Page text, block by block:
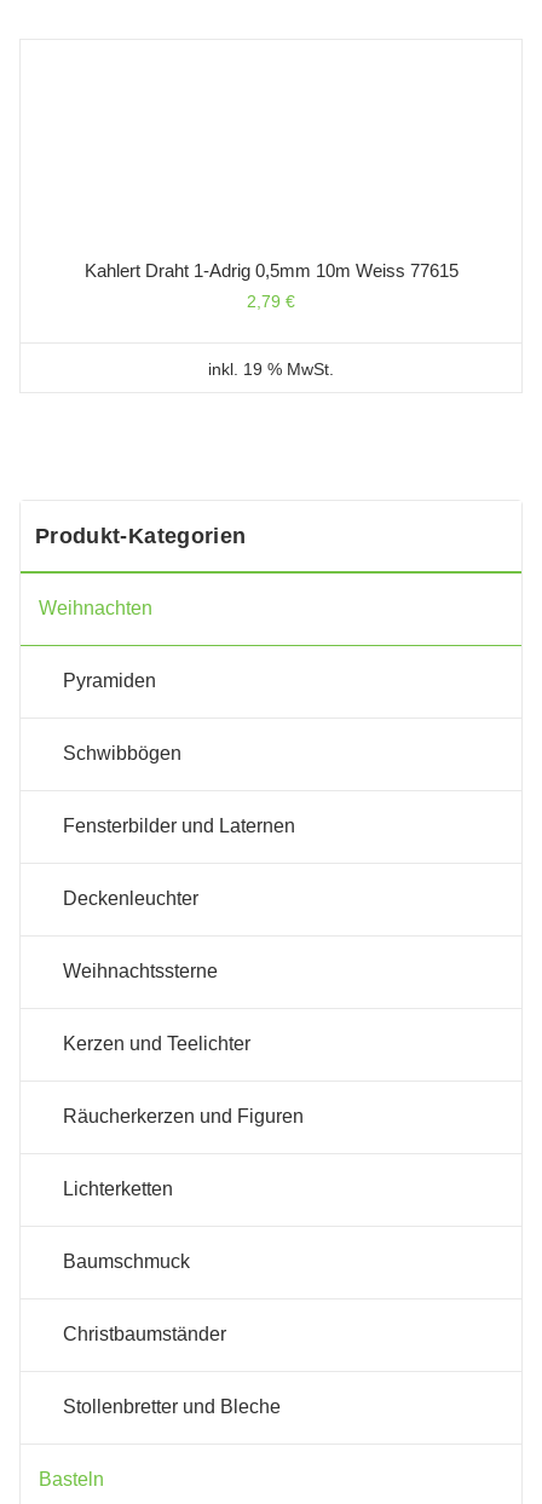
Kahlert Draht 1-Adrig 0,5mm 10m Weiss 77615
2,79 €
inkl. 19 % MwSt.
Produkt-Kategorien
Weihnachten
Pyramiden
Schwibbögen
Fensterbilder und Laternen
Deckenleuchter
Weihnachtssterne
Kerzen und Teelichter
Räucherkerzen und Figuren
Lichterketten
Baumschmuck
Christbaumständer
Stollenbretter und Bleche
Basteln